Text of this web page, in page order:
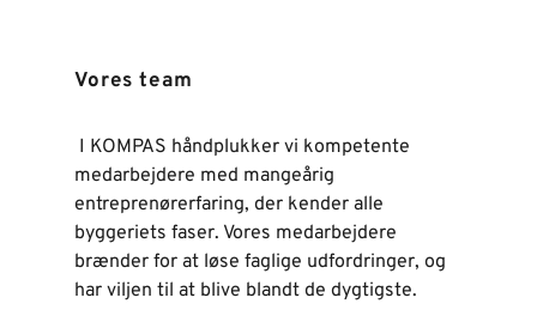
Vores team
medarbejdere med mangeårig
entreprenørerfaring, der kender alle
byggeriets faser. Vores medarbejdere
brænder for at løse faglige udfordringer, og
har viljen til at blive blandt de dygtigste.